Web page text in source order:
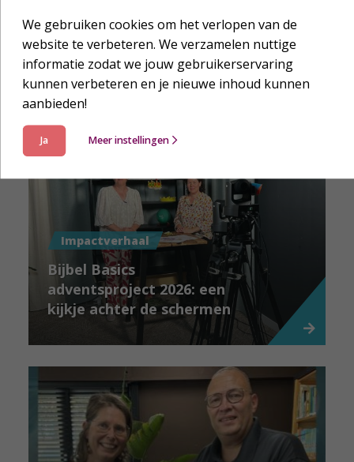
Geen € 250 maar € 3.250:
Joyce liep 42 kilometer voor
de Family Bible
Impactverhaal
Bijbel Basics
adventsproject 2026: een
kijkje achter de schermen
We gebruiken cookies om het verlopen van de
website te verbeteren. We verzamelen nuttige
informatie zodat we jouw gebruikerservaring
kunnen verbeteren en je nieuwe inhoud kunnen
aanbieden!
Ja Meer instellingen